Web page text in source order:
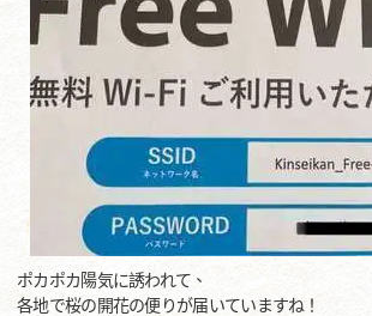
ポカポカ陽気に誘われて、
各地で桜の開花の便りが届いていますね！